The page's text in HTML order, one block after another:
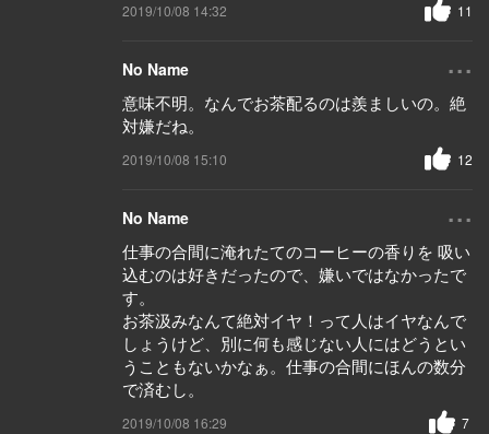
2019/10/08 14:32 11
No Name ...
意味不明。なんでお茶配るのは羨ましいの。絶
対嫌だね。
2019/10/08 15:10 12
No Name ...
仕事の合間に淹れたてのコーヒーの香りを 吸い
込むのは好きだったので、嫌いではなかったで
す。
お茶汲みなんて絶対イヤ！って人はイヤなんで
しょうけど、別に何も感じない人にはどうとい
うこともないかなぁ。仕事の合間にほんの数分
で済むし。
2019/10/08 16:29 7